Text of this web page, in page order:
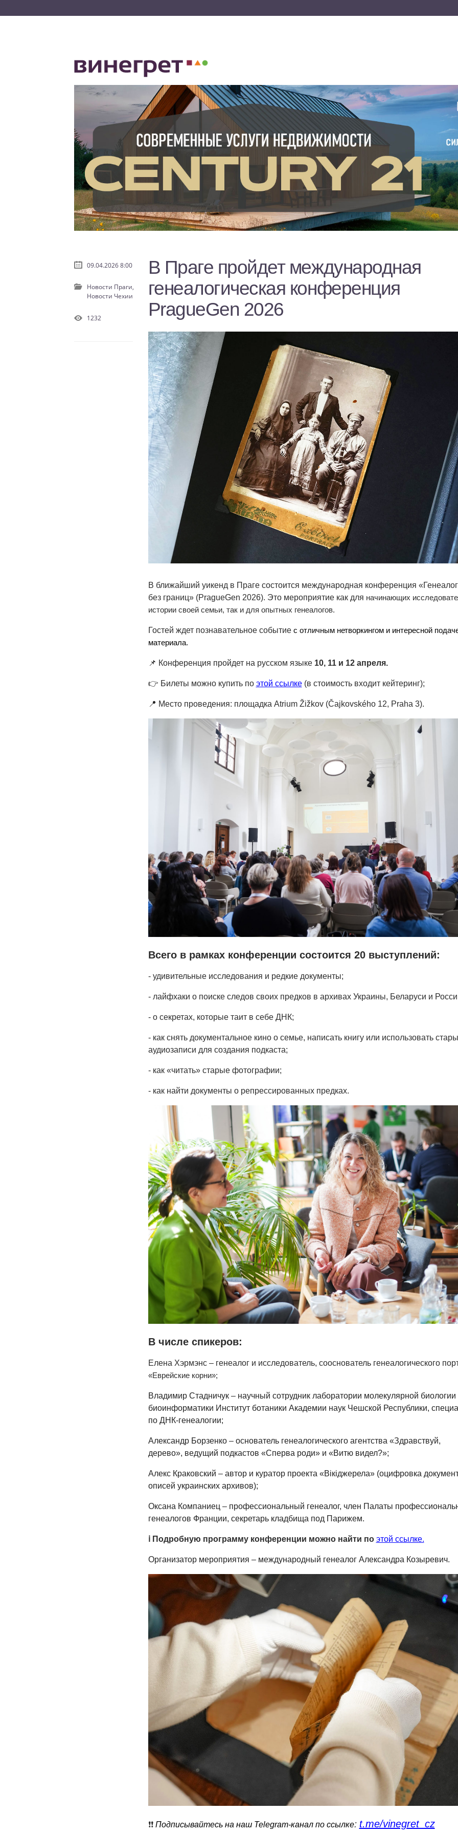
В Праге пройдет международная
генеалогическая конференция
PragueGen 2026
В ближайший уикенд в Праге состоится международная конференция
без границ» (PragueGen 2026). Это мероприятие как для начинающих
истории своей семьи, так и для опытных генеалогов.
Гостей ждет познавательное событие с отличным нетворкингом и интересной
материала.
📌 Конференция пройдет на русском языке 10, 11 и 12 апреля.
👉 Билеты можно купить по этой ссылке(в стоимость входит кейтеринг);
📍 Место проведения: площадка Atrium Žižkov (Čajkovského 12, Praha 3).
Всего в рамках конференции состоится 20 выступлений:
- удивительные исследования и редкие документы;
- лайфхаки о поиске следов своих предков в архивах Украины, Беларуси и
- о секретах, которые таит в себе ДНК;
- как снять документальное кино о семье, написать книгу или использовать
аудиозаписи для создания подкаста;
- как «читать» старые фотографии;
- как найти документы о репрессированных предках.
В числе спикеров:
Елена Хэрмэнс – генеалог и исследователь, сооснователь генеалогического
«Еврейские корни»;
Владимир Стадничук – научный сотрудник лаборатории молекулярной биологии
биоинформатики Институт ботаники Академии наук Чешской Республики,
по ДНК-генеалогии;
Александр Борзенко –основатель генеалогического агентства «Здравствуй,
дерево», ведущий подкастов «Сперва роди» и «Витю видел?»;
Алекс Краковский –автор и куратор проекта «Вікіджерела» (оцифровка
описей украинских архивов);
Оксана Компаниец –профессиональный генеалог, член Палаты
генеалогов Франции, секретарь кладбища под Парижем.
ℹ️ Подробную программу конференции можно найти по этой ссылке.
Организатор мероприятия –международный генеалог Александра Козыревич.
❗️❗️ Подписывайтесь на наш Telegram-канал по ссылке: t.me/vinegret_cz
09.04.2026 8:00
Новости Праги,
Новости Чехии
1232